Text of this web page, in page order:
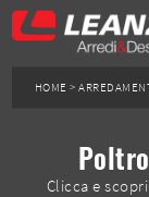
HOME >
Clicca e